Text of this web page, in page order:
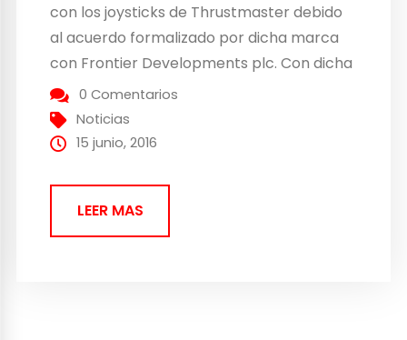
con los joysticks de Thrustmaster debido
al acuerdo formalizado por dicha marca
con Frontier Developments plc. Con dicha
unión Thrustmaster presentará su nuevo
joystick T.16000M FCS HOTAS. HOTAS
(Hands On Throttle And Stick) se presenta
0 Comentarios
Noticias
15 junio, 2016
LEER MAS